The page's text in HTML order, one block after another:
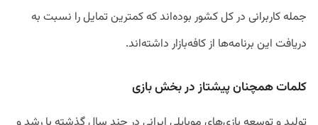
جمله کاربرانی در کل کشور بوده‌اند که کمترین تمایل را نسبت به
دریافت این برنامه‌ها از کافه‌بازار داشته‌اند.
کلمات همچنان پیشتاز در بخش بازی